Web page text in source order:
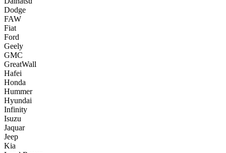
Dodge
FAW
Fiat
Ford
Geely
GMC
GreatWall
Hafei
Honda
Hummer
Hyundai
Infinity
Isuzu
Jaquar
Jeep
Kia